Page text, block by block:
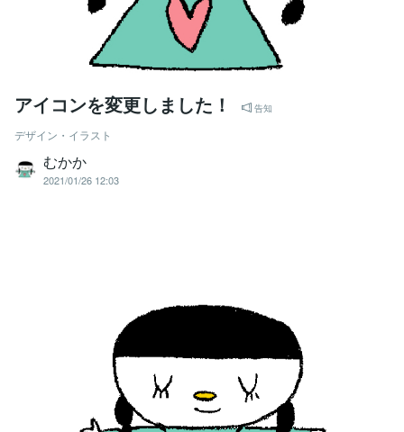
アイコンを変更しました！ 告知
デザイン・イラスト
むかか
2021/01/26 12:03